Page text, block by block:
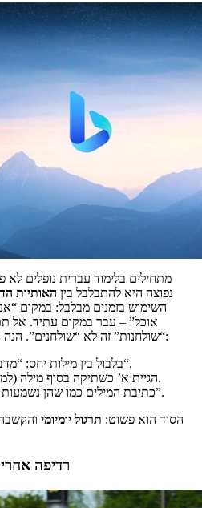
מתחילים בלימוד עברית נופלים
נפוצה היא להתבלבל בין האותיות
השימוש בזמנים מבלבל: במקום
אוכל” – עבר במקום עתיד. אל
“שולחנות” זה לא “שולחנים”. הנה כמה טעויות שכדאי להימנע מהן:
בלבול בין מילות יחס:“.
הגיית א’ כשתיקה בסוף מילה (למשל “בא” נשמע כמו “ב”).
כתיבת המילים כמו שהן נשמעות – “דווקא” הופך ל”דווקה”.
הסוד הוא פשוט: תרגול יומיומי
רדיפה